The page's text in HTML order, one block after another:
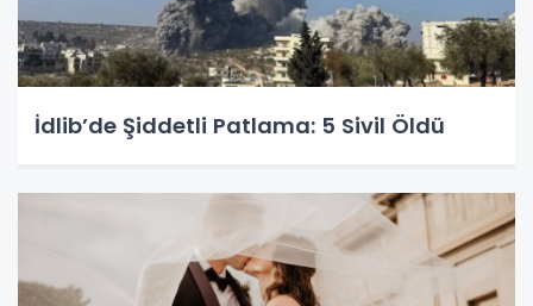
İdlib’de Şiddetli Patlama: 5 Sivil Öldü